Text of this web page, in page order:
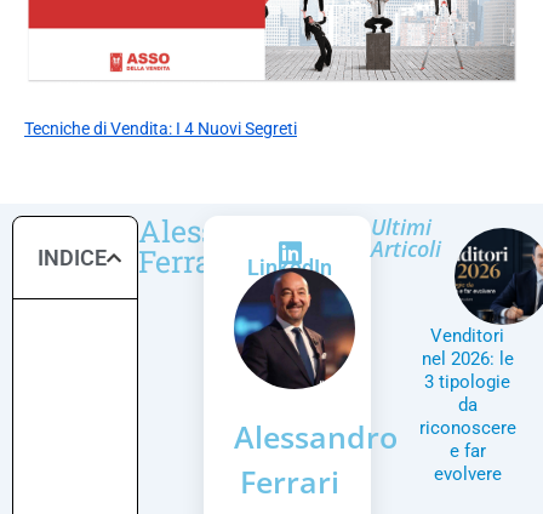
Tecniche di Vendita: I 4 Nuovi Segreti
INDICE
Alessandro
Ferrari LinkedIn
Alessandro
Ferrari
Ultimi
Articoli
Venditori
nel 2026: le
3 tipologie
da
riconoscere
e far
evolvere